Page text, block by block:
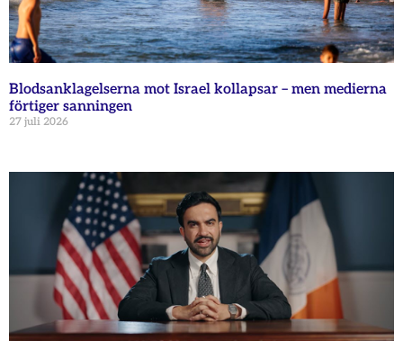
Blodsanklagelserna mot Israel kollapsar – men medierna
förtiger sanningen
27 juli 2026